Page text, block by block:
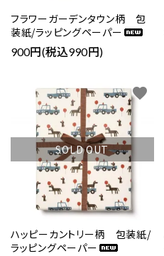
フラワーガーデンタウン柄 包
装紙/ラッピングペーパー
900円(税込990円)
SOLD OUT
ハッピーカントリー柄 包装紙/
ラッピングペーパー
favorite